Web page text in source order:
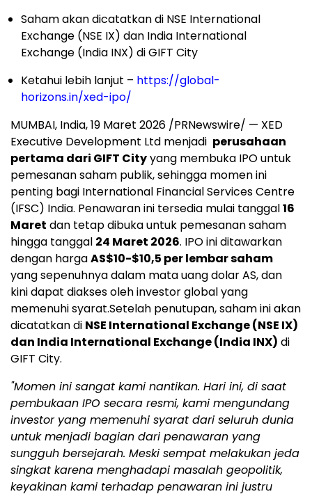
Saham akan dicatatkan di NSE International
Exchange (NSE IX) dan India International
Exchange (India INX) di GIFT City
Ketahui lebih lanjut – https://global-
horizons.in/xed-ipo/
MUMBAI, India,19 Maret 2026 /PRNewswire/ — XED
Executive Development Ltd menjadi perusahaan
pertama dari GIFT Cityyang membuka IPO untuk
pemesanan saham publik, sehingga momen ini
penting bagi International Financial Services Centre
(IFSC) India. Penawaran ini tersedia mulai tanggal16
Maret dan tetap dibuka untuk pemesanan saham
hingga tanggal 24 Maret 2026. IPO ini ditawarkan
dengan hargaAS$10-$10,5 per lembar saham
yang sepenuhnya dalam mata uang dolar AS, dan
kini dapat diakses oleh investor global yang
memenuhi syarat.Setelah penutupan, saham ini akan
dicatatkan di NSE International Exchange (NSE IX)
dan India International Exchange (India INX) di
GIFT City.
"Momen ini sangat kami nantikan. Hari ini, di saat
pembukaan IPO secara resmi, kami mengundang
investor yang memenuhi syarat dari seluruh dunia
untuk menjadi bagian dari penawaran yang
sungguh bersejarah. Meski sempat melakukan jeda
singkat karena menghadapi masalah geopolitik,
keyakinan kami terhadap penawaran ini justru